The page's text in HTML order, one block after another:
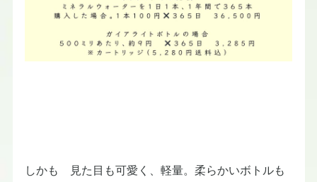
しかも 見た目も可愛く、軽量。柔らかいボトルも